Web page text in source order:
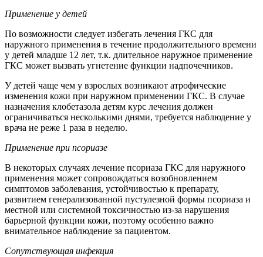
Применение у детей
По возможности следует избегать лечения ГКС для
наружного применения в течение продолжительного времени
у детей младше 12 лет, т.к. длительное наружное применение
ГКС может вызвать угнетение функции надпочечников.
У детей чаще чем у взрослых возникают атрофические
изменения кожи при наружном применении ГКС. В случае
назначения клобетазола детям курс лечения должен
ограничиваться несколькими днями, требуется наблюдение у
врача не реже 1 раза в неделю.
Применение при псориазе
В некоторых случаях лечение псориаза ГКС для наружного
применения может сопровождаться возобновлением
симптомов заболевания, устойчивостью к препарату,
развитием генерализованной пустулезной формы псориаза и
местной или системной токсичностью из-за нарушения
барьерной функции кожи, поэтому особенно важно
внимательное наблюдение за пациентом.
Сопутствующая инфекция